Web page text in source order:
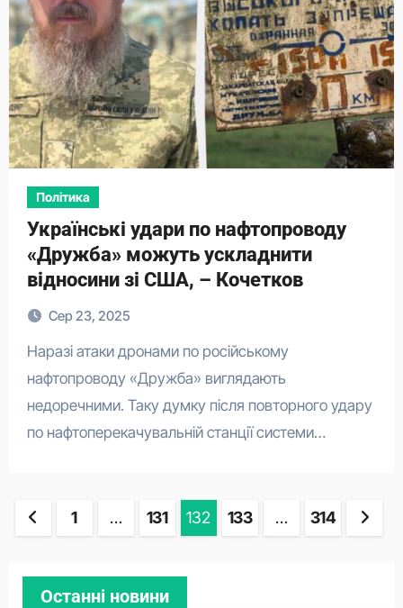
Політика
Українські удари по нафтопроводу
«Дружба» можуть ускладнити
відносини зі США, – Кочетков
Сер 23, 2025
Наразі атаки дронами по російському
нафтопроводу «Дружба» виглядають
недоречними. Таку думку після повторного удару
по нафтоперекачувальній станції системи…
Пагінація
1 … 131 132 133 … 314
Останні новини